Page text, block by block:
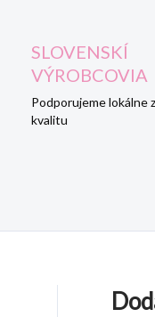
SLOVENSKÍ
VÝROBCOVIA
Podporujeme lokálne
kvalitu